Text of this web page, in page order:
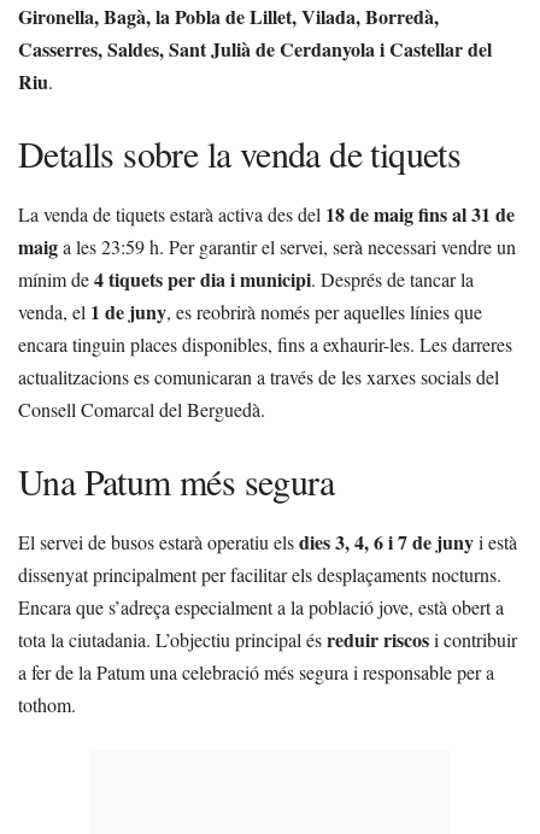
Gironella, Bagà, la Pobla de Lillet, Vilada, Borredà,
Casserres, Saldes, Sant Julià de Cerdanyola i Castellar del
Riu.
Detalls sobre la venda de tiquets
La venda de tiquets estarà activa des del 18 de maig fins al 31 de
maiga les 23:59 h. Per garantir el servei, serà necessari vendre un
mínim de4 tiquets per dia i municipi. Després de tancar la
venda, el 1 de juny, es reobrirà només per aquelles línies que
encara tinguin places disponibles, fins a exhaurir-les. Les darreres
actualitzacions es comunicaran a través de les xarxes socials del
Consell Comarcal del Berguedà.
Una Patum més segura
El servei de busos estarà operatiu elsdies 3, 4, 6 i 7 de junyi està
dissenyat principalment per facilitar els desplaçaments nocturns.
Encara que s’adreça especialment a la població jove, està obert a
tota la ciutadania. L’objectiu principal ésreduir riscosi contribuir
a fer de la Patum una celebració més segura i responsable per a
tothom.